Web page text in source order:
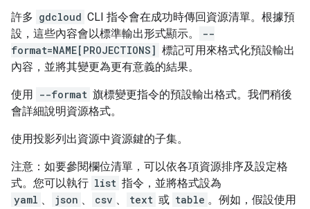
許多 gdcloud CLI 指令會在成功時傳回資源清單。根據預
設，這些內容會以標準輸出形式顯示。
--
format=NAME[PROJECTIONS] 標記可用來格式化預設輸出
內容，並將其變更為更有意義的結果。
使用 --format 旗標變更指令的預設輸出格式。我們稍後
會詳細說明資源格式。
使用投影列出資源中資源鍵的子集。
注意：如要參閱欄位清單，可以依各項資源排序及設定格
式。您可以執行 list 指令，並將格式設為
yaml 、 json 、 csv 、 text 或 table 。例如，假設使用